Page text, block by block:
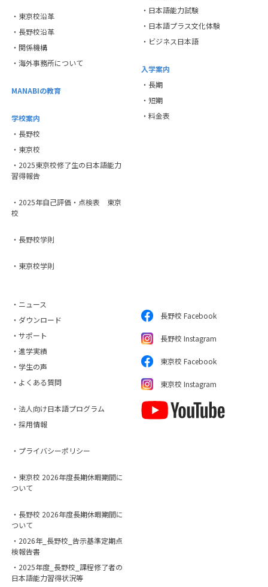
・東京校沿革
・長野校沿革
・関係機構
・海外事務所について
MANABIの教育
学校案内
・長野校
・東京校
・2025東京校修了生の日本語能力
習得報告
・2025年自己評価・点検表 東京
校
・長野校学則
・東京校学則
・日本語能力試験
・日本語プラス文化体験
・ビジネス日本語
入学案内
・長期
・短期
・料金表
・ニュース
・ダウンロード
・サポート
・進学実績
・学生の声
・よくある質問
・法人向け日本語プログラム
・採用情報
・プライバシーポリシー
・東京校 2026年度長期休暇期間に
ついて
・長野校 2026年度長期休暇期間に
ついて
・2026年_長野校_告示基準定期点
検報告書
・2025年度_長野校_課程修了者の
日本語能力習得状況等
長野校 Facebook
長野校 Instagram
東京校 Facebook
東京校 Instagram